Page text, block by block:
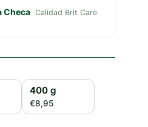
Checa Calidad Brit Care
400 g
€8,95